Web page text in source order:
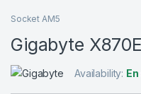
Socket AM5
Gigabyte
Availability: